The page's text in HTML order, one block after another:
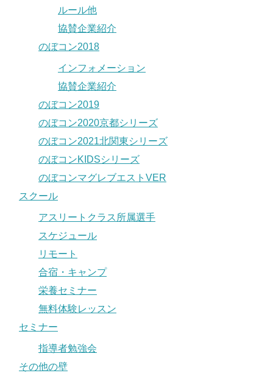
ルール他
協賛企業紹介
のぼコン2018
インフォメーション
協賛企業紹介
のぼコン2019
のぼコン2020京都シリーズ
のぼコン2021北関東シリーズ
のぼコンKIDSシリーズ
のぼコンマグレブエストVER
スクール
アスリートクラス所属選手
スケジュール
リモート
合宿・キャンプ
栄養セミナー
無料体験レッスン
セミナー
指導者勉強会
その他の壁